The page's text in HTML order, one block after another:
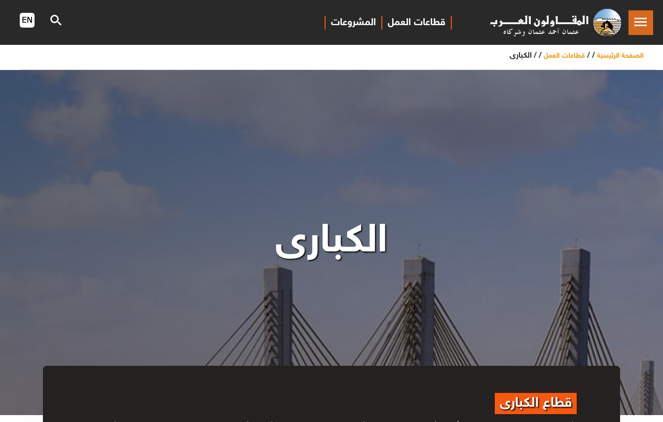
المشروعات قطاعات العمل
الصفحة الرئيسية / / قطاعات العمل / / الكبارى
الكبارى
قطاع الكبارى